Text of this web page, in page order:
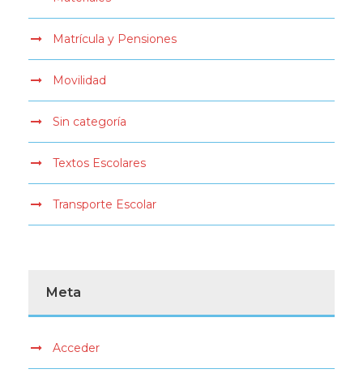
Matrícula y Pensiones
Movilidad
Sin categoría
Textos Escolares
Transporte Escolar
Meta
Acceder